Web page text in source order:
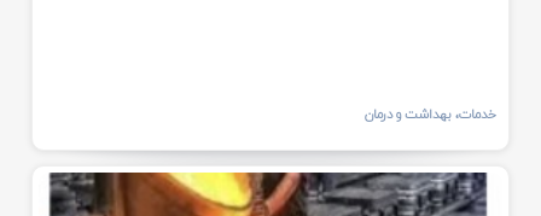
خدمات، بهداشت و درمان